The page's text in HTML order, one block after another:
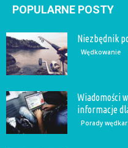
POPULARNE POSTY
Niezbędnik
Wędkowanie
Wiadomości
informacje
Porady